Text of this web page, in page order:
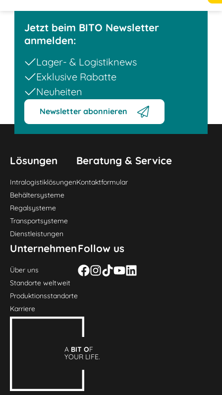
Jetzt beim BITO Newsletter
anmelden:
Lager- & Logistiknews
Exklusive Rabatte
Neuheiten
Newsletter abonnieren
Lösungen
Intralogistiklösungen
Behältersysteme
Regalsysteme
Transportsysteme
Dienstleistungen
Beratung & Service
Kontaktformular
Unternehmen
Über uns
Standorte weltweit
Produktionsstandorte
Karriere
Follow us
A BIT OF
YOUR LIFE.